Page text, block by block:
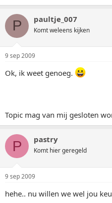
P paultje_007
Komt weleens kijken
9 sep 2009
Ok, ik weet genoeg.
Topic mag van mij gesloten
P pastry
Komt hier geregeld
9 sep 2009
hehe.. nu willen we wel jou